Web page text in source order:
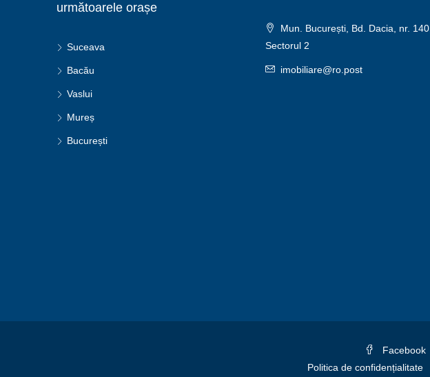
următoarele orașe
Suceava
Bacău
Vaslui
Mureș
București
Mun. București, Bd. Dacia, nr. 140,
Sectorul 2
imobiliare@ro.post
Facebook
Politica de confidențialitate